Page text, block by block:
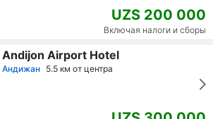
UZS 200 000
Включая налоги и сборы
Andijon Airport Hotel
Андижан 5.5 км от центра